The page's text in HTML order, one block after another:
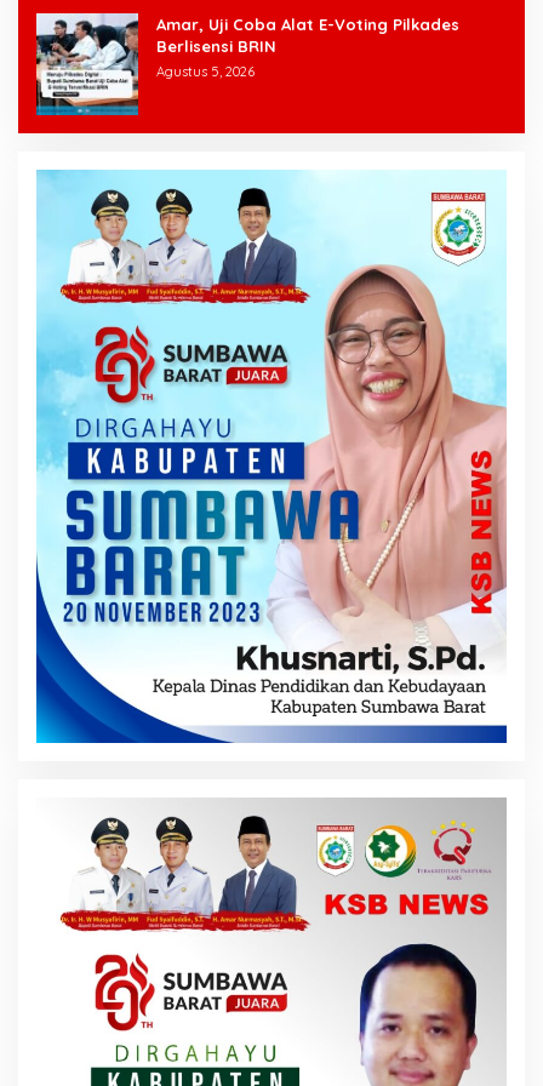
Amar, Uji Coba Alat E-Voting Pilkades
Berlisensi BRIN
Agustus 5, 2026